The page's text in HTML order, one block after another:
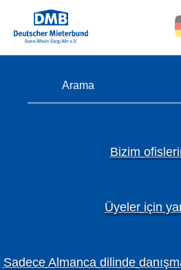
Bizim
Üyeler için
Sadece Almanca dilinde